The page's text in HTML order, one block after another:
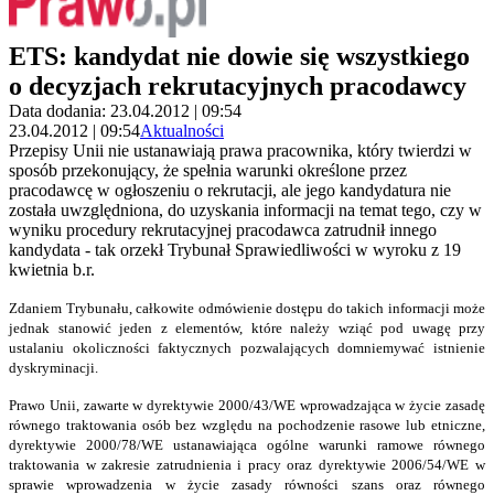
ETS: kandydat nie dowie się wszystkiego
o decyzjach rekrutacyjnych pracodawcy
Data dodania: 23.04.2012 | 09:54
23.04.2012 | 09:54Aktualności
Przepisy Unii nie ustanawiają prawa pracownika, który twierdzi w
sposób przekonujący, że spełnia warunki określone przez
pracodawcę w ogłoszeniu o rekrutacji, ale jego kandydatura nie
została uwzględniona, do uzyskania informacji na temat tego, czy w
wyniku procedury rekrutacyjnej pracodawca zatrudnił innego
kandydata - tak orzekł Trybunał Sprawiedliwości w wyroku z 19
kwietnia b.r.
Zdaniem Trybunału, całkowite odmówienie dostępu do takich informacji może
jednak stanowić jeden z elementów, które należy wziąć pod uwagę przy
ustalaniu okoliczności faktycznych pozwalających domniemywać istnienie
dyskryminacji.
Prawo Unii, zawarte w dyrektywie 2000/43/WE wprowadzająca w życie zasadę
równego traktowania osób bez względu na pochodzenie rasowe lub etniczne,
dyrektywie 2000/78/WE ustanawiająca ogólne warunki ramowe równego
traktowania w zakresie zatrudnienia i pracy oraz dyrektywie 2006/54/WE w
sprawie wprowadzenia w życie zasady równości szans oraz równego